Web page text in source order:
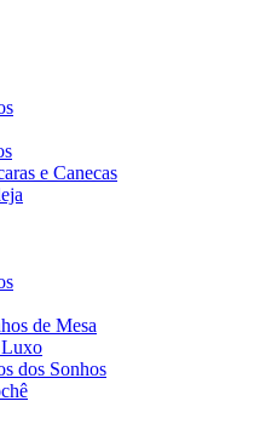
e Canecas
de Mesa
Luxo
dos Sonhos